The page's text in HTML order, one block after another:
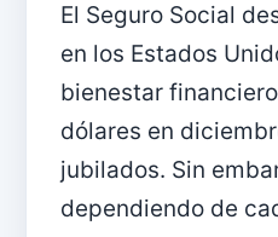
El Seguro Social
en los Estados
bienestar
dólares en
jubilados. Sin
dependiendo de